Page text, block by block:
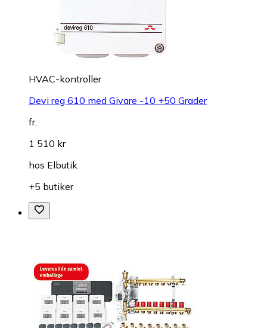
HVAC-kontroller
Devi reg 610 med Givare -10 +50 Grader
fr.
1 510 kr
hos Elbutik
+5 butiker